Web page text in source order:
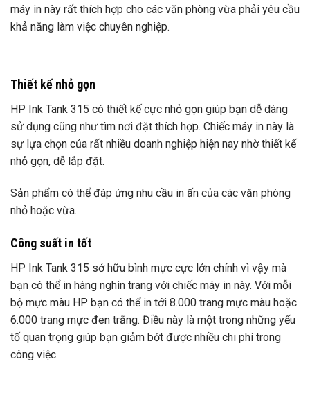
máy in này rất thích hợp cho các văn phòng vừa phải yêu cầu
khả năng làm việc chuyên nghiệp.
Thiết kế nhỏ gọn
HP Ink Tank 315 có thiết kế cực nhỏ gọn giúp bạn dễ dàng
sử dụng cũng như tìm nơi đặt thích hợp. Chiếc máy in này là
sự lựa chọn của rất nhiều doanh nghiệp hiện nay nhờ thiết kế
nhỏ gọn, dễ lắp đặt.
Sản phẩm có thể đáp ứng nhu cầu in ấn của các văn phòng
nhỏ hoặc vừa.
Công suất in tốt
HP Ink Tank 315 sở hữu bình mực cực lớn chính vì vậy mà
bạn có thể in hàng nghìn trang với chiếc máy in này. Với mỗi
bộ mực màu HP bạn có thể in tới 8.000 trang mực màu hoặc
6.000 trang mực đen trắng. Điều này là một trong những yếu
tố quan trọng giúp bạn giảm bớt được nhiều chi phí trong
công việc.